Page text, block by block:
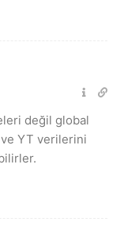
değil global
YT verilerini